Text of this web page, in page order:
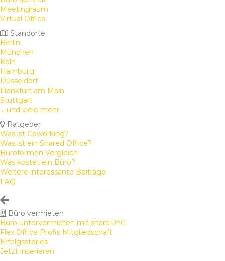
Meetingraum
Virtual Office
Standorte
Berlin
München
Köln
Hamburg
Düsseldorf
Frankfurt am Main
Stuttgart
... und viele mehr
Ratgeber
Was ist Coworking?
Was ist ein Shared Office?
Büroformen Vergleich
Was kostet ein Büro?
Weitere interessante Beiträge
FAQ
Büro vermieten
Büro untervermieten mit shareDnC
Flex Office Profis Mitgliedschaft
Erfolgsstories
Jetzt inserieren